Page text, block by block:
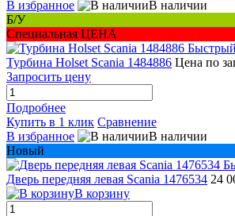
В избранное
В наличии
Б/У
Специальная ЦЕНА
Турбина Holset Scania 1484886 Цена по
Запросить цену
Подробнее
Купить в 1 клик Сравнение
В избранное
В наличии
Новый
Дверь передняя левая Scania 1476534 24
В корзину